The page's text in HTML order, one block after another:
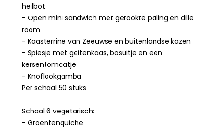
heilbot
- Open mini sandwich met gerookte paling en dille
room
- Kaasterrine van Zeeuwse en buitenlandse kazen
- Spiesje met geitenkaas, bosuitje en een
kersentomaatje
- Knoflookgamba
Per schaal 50 stuks
Schaal 6 vegetarisch:
- Groentenquiche